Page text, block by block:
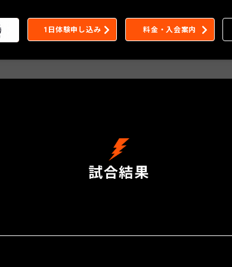
1日体験申し込み 料金・入会案内
試合結果